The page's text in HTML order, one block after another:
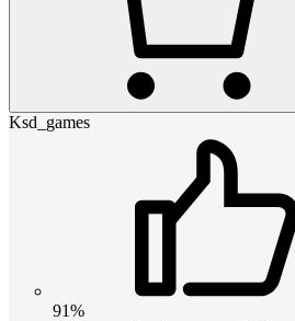
Ksd_games
91%